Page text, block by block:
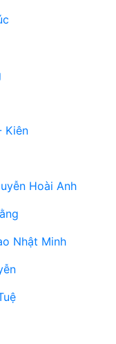
Kiên
Hoài Anh
Nhật Minh